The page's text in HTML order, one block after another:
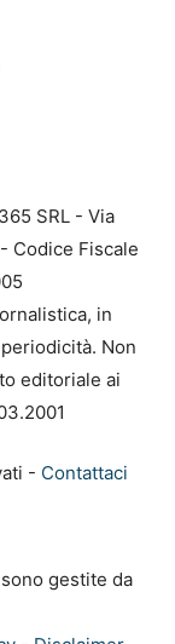
SRL - Via
Codice Fiscale
in
Non
editoriale ai
- Contattaci
gestite da